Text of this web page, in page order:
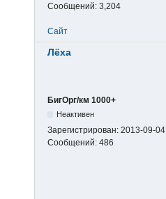
Сообщений: 3,204
Сайт
Лёха
БигОрг/км 1000+
Неактивен
Зарегистрирован: 2013-09-04
Сообщений: 486